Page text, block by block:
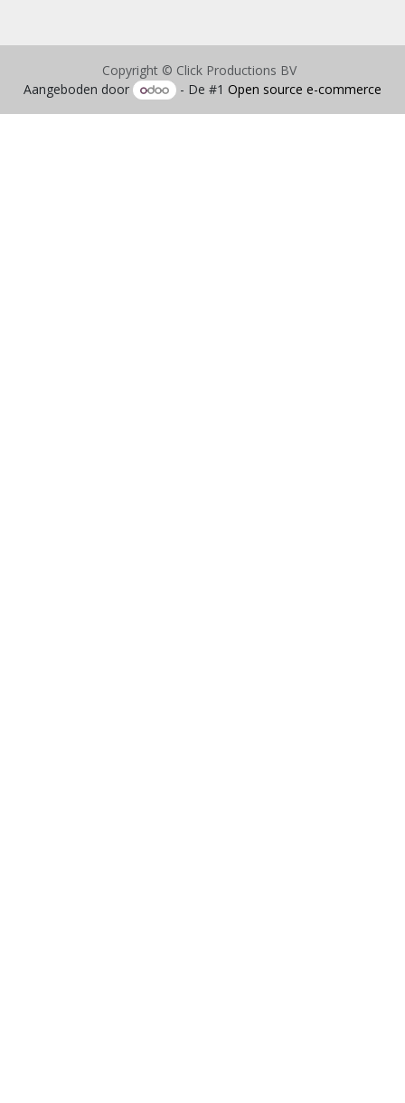
Copyright © Click Productions BV
Aangeboden door
- De #1Open source e-commerce